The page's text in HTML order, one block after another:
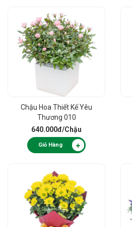
Chậu Hoa Thiết Kế Yêu
Thương 010
640.000đ/Chậu
Giỏ Hàng